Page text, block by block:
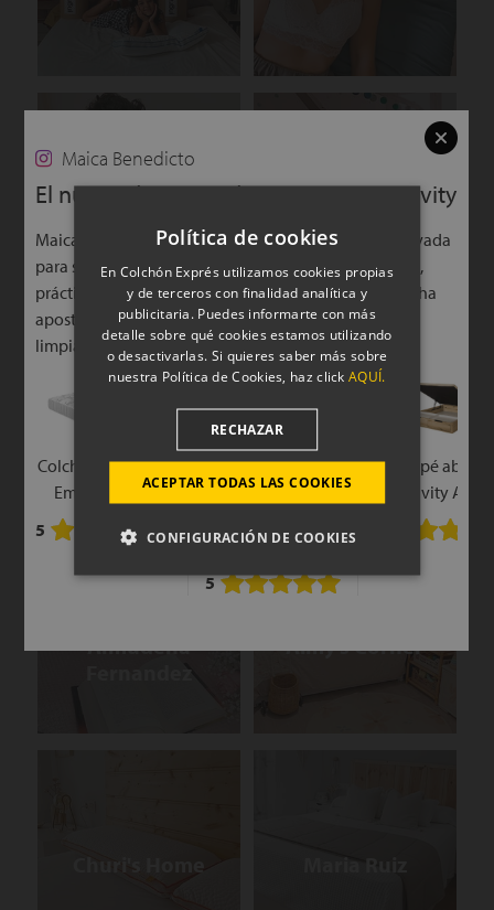
Montsita Rivas Mami en Prácticas
Mamá de Laura &
Almudena
Aimy's Corner
Maica Benedicto
El nuevo descanso de Maica con Ingravity
Maica ya disfruta de una cama completamente renovada
para su nueva vivienda, creando un espacio cómodo,
práctico y pensado para el descanso diario. Además, ha
apostado por una combinación fácil de mantener y
limpiar, algo imprescindible para ella.
Colchón Ingravity
Emoción Plus
5
Almohada de
Viscolátex
Medium-out
5
Canapé
Ingravity Air
Política de cookies
En Colchón Exprés utilizamos cookies propias
y de terceros con finalidad analítica y
publicitaria. Puedes informarte con más
detalle sobre qué cookies estamos utilizando
o desactivarlas. Si quieres saber más sobre
nuestra Política de Cookies, haz clickAQUÍ.
ACEPTAR TODAS LAS COOKIES
RECHAZAR
CONFIGURACIÓN DE COOKIES